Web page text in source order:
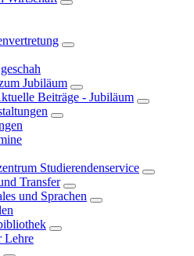
Jubiläum
Beiträge - Jubiläum
Studierendenservice
Transfer
und Sprachen
Lehre